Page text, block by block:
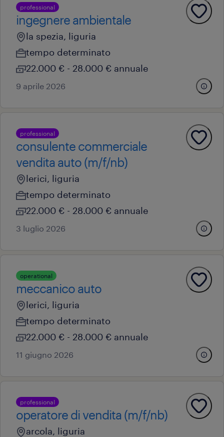
professional
ingegnere ambientale
la spezia, liguria
tempo determinato
22.000 € - 28.000 € annuale
9 aprile 2026
professional
consulente commerciale
vendita auto (m/f/nb)
lerici, liguria
tempo determinato
22.000 € - 28.000 € annuale
3 luglio 2026
operational
meccanico auto
lerici, liguria
tempo determinato
22.000 € - 28.000 € annuale
11 giugno 2026
professional
operatore di vendita (m/f/nb)
arcola, liguria